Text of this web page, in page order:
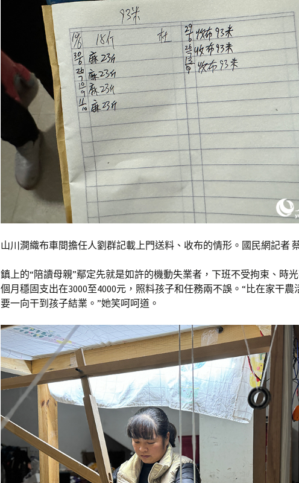
山川澗織布車間擔任人劉群記載上門送料、收布的情形。國民網記者
鎮上的“陪讀母親”鄢定先就是如許的機動失業者，下班不受拘束、時
個月穩固支出在3000至4000元，照料孩子和任務兩不誤。“比在家干農
要一向干到孩子結業。”她笑呵呵道。